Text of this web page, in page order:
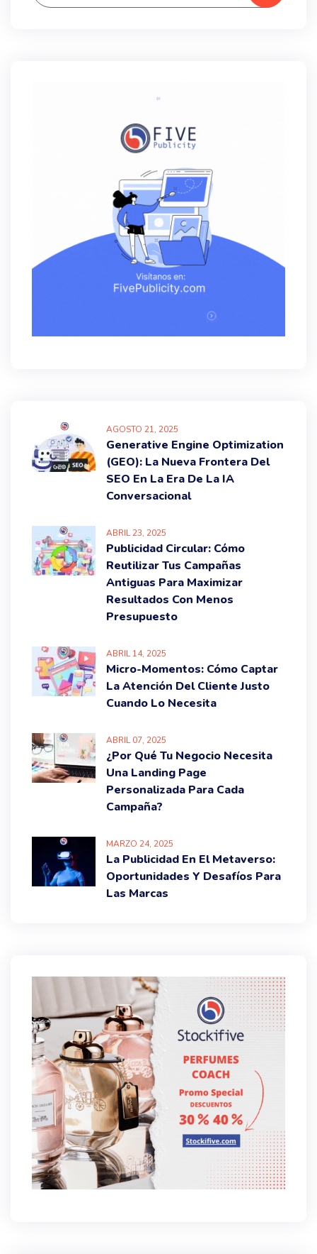
AGOSTO 21, 2025
Generative Engine Optimization
(GEO): La Nueva Frontera Del
SEO En La Era De La IA
Conversacional
ABRIL23, 2025
Publicidad Circular: Cómo
Reutilizar Tus Campañas
Antiguas Para Maximizar
Resultados Con Menos
Presupuesto
ABRIL14, 2025
Micro-Momentos: Cómo Captar
La Atención Del Cliente Justo
Cuando Lo Necesita
ABRIL07, 2025
¿Por Qué Tu Negocio Necesita
Una Landing Page
Personalizada Para Cada
Campaña?
MARZO 24, 2025
La Publicidad En El Metaverso:
Oportunidades Y Desafíos Para
Las Marcas